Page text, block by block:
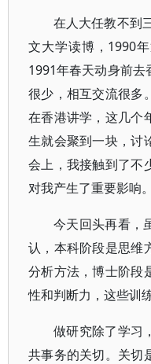
在人大任教不到
文大学读博，1990
1991年春天动身前去
很少，相互交流很多
在香港讲学，这几个
生就会聚到一块，讨
会上，我接触到了不
对我产生了重要影响。
今天回头再看，
认，本科阶段是思维
分析方法，博士阶段
性和判断力，这些训
做研究除了学习
共事务的关切。关切